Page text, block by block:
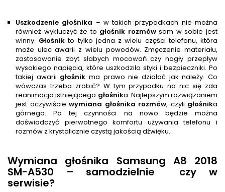
Uszkodzenie głośnika – w takich przypadkach nie można
również wykluczyć że to głośnik rozmówsam w sobie jest
winny. Głośnik to tylko jedna z wielu części telefonu, która
może ulec awarii z wielu powodów. Zmęczenie materiału,
zastosowanie zbyt słabych mocowań czy nagły przepływ
wysokiego napięcia, które uszkodziło styki i bezpieczniki. Po
takiej awarii głośnik ma prawo nie działać jak należy. Co
wówczas trzeba zrobić? W tym przypadku na nic się zda
reanimacja istniejącego głośnika. Najlepszym rozwiązaniem
jest oczywiście wymiana głośnika rozmów, czyli głośnika
górnego. Po tej czynności na nowo będzie można
doświadczyć pierwotnego komfortu używania telefonu i
rozmów z krystalicznie czystą jakością dźwięku.
Wymiana głośnika Samsung A8 2018
SM-A530 – samodzielnie czy w
serwisie?